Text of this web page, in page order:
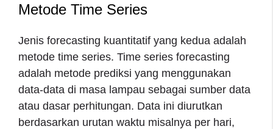
Metode Time Series
Jenis forecasting kuantitatif yang kedua adalah
metode time series. Time series forecasting
adalah metode prediksi yang menggunakan
data-data di masa lampau sebagai sumber data
atau dasar perhitungan. Data ini diurutkan
berdasarkan urutan waktu misalnya per hari,